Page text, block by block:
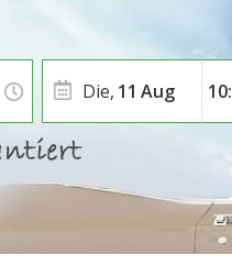
Polski
Română
العربية
Die, 11 Aug